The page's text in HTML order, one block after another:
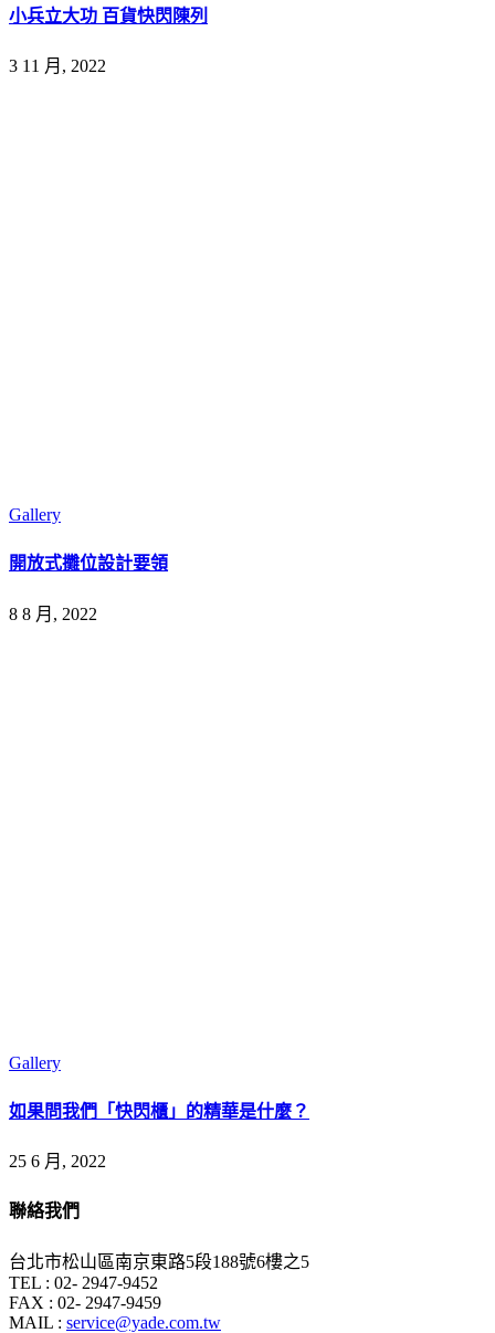
小兵立大功 百貨快閃陳列
3 11 月, 2022
Gallery
開放式攤位設計要領
8 8 月, 2022
Gallery
如果問我們「快閃櫃」的精華是什麼？
25 6 月, 2022
聯絡我們
台北市松山區南京東路5段188號6樓之5
TEL : 02- 2947-9452
FAX : 02- 2947-9459
MAIL : service@yade.com.tw